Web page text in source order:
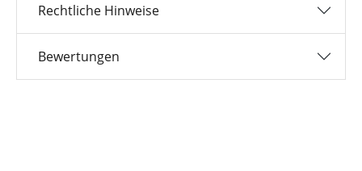
Rechtliche Hinweise
Bewertungen